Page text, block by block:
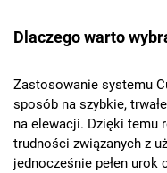
Dlaczego warto
Zastosowanie systemu
sposób na szybkie,
na elewacji. Dzięki temu
trudności związanych z
jednocześnie pełen urok